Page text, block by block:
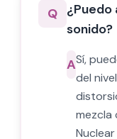
Q ¿Puedo
sonido?
ASí,
del
mezcla